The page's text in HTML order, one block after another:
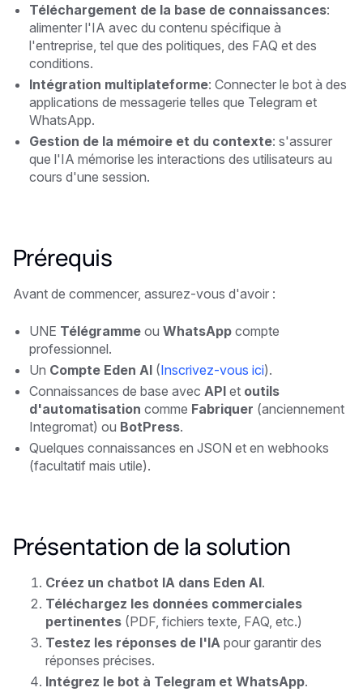
Téléchargement de la base de connaissances:
alimenter l'IA avec du contenu spécifique à
l'entreprise, tel que des politiques, des FAQ et des
conditions.
Intégration multiplateforme: Connecter le bot à des
applications de messagerie telles que Telegram et
WhatsApp.
Gestion de la mémoire et du contexte: s'assurer
que l'IA mémorise les interactions des utilisateurs au
cours d'une session.
Prérequis
Avant de commencer, assurez-vous d'avoir :
UNE Télégramme ou WhatsApp compte
professionnel.
Un Compte Eden AI (Inscrivez-vous ici).
Connaissances de base avec API et outils
d'automatisation comme Fabriquer (anciennement
Integromat) ou BotPress.
Quelques connaissances en JSON et en webhooks
(facultatif mais utile).
Présentation de la solution
Créez un chatbot IA dans Eden AI.
Téléchargez les données commerciales
pertinentes (PDF, fichiers texte, FAQ, etc.)
Testez les réponses de l'IA pour garantir des
réponses précises.
Intégrez le bot à Telegram et WhatsApp.